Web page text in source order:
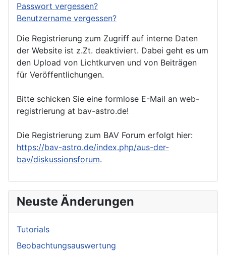
Passwort vergessen?
Benutzername vergessen?
Die Registrierung zum Zugriff auf interne Daten
der Website ist z.Zt. deaktiviert. Dabei geht es um
den Upload von Lichtkurven und von Beiträgen
für Veröffentlichungen.
Bitte schicken Sie eine formlose E-Mail an web-
registrierung at bav-astro.de!
Die Registrierung zum BAV Forum erfolgt hier:
https://bav-astro.de/index.php/aus-der-
bav/diskussionsforum.
Neuste Änderungen
Tutorials
Beobachtungsauswertung